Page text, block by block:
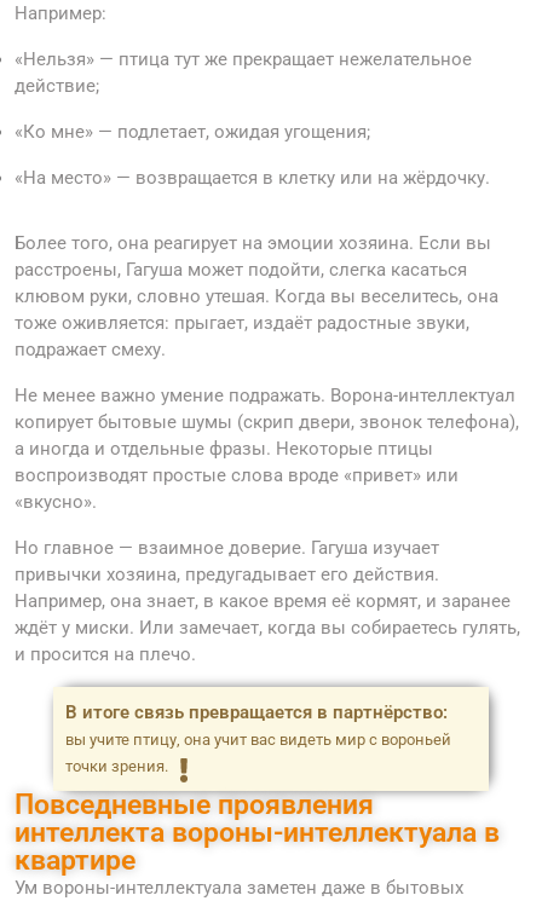
Например:
«Нельзя» — птица тут же прекращает нежелательное
действие;
«Ко мне» — подлетает, ожидая угощения;
«На место» — возвращается в клетку или на жёрдочку.
Более того, она реагирует на эмоции хозяина. Если вы
расстроены, Гагуша может подойти, слегка касаться
клювом руки, словно утешая. Когда вы веселитесь, она
тоже оживляется: прыгает, издаёт радостные звуки,
подражает смеху.
Не менее важно умение подражать. Ворона-интеллектуал
копирует бытовые шумы (скрип двери, звонок телефона),
а иногда и отдельные фразы. Некоторые птицы
воспроизводят простые слова вроде «привет» или
«вкусно».
Но главное — взаимное доверие. Гагуша изучает
привычки хозяина, предугадывает его действия.
Например, она знает, в какое время её кормят, и заранее
ждёт у миски. Или замечает, когда вы собираетесь гулять,
и просится на плечо.
В итоге связь превращается в партнёрство:
вы учите птицу, она учит вас видеть мир с вороньей
точки зрения.
Повседневные проявления
интеллекта вороны-интеллектуала в
квартире
Ум вороны-интеллектуала заметен даже в бытовых